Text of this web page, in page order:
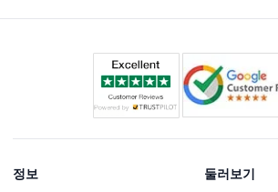
정보 둘러보기